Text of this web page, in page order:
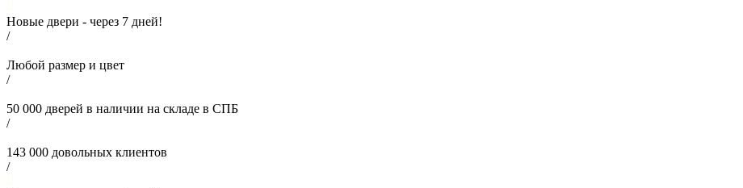
Новые двери - через 7 дней!
/
Любой размер и цвет
/
50 000 дверей в наличии на складе в СПБ
/
143 000 довольных клиентов
/